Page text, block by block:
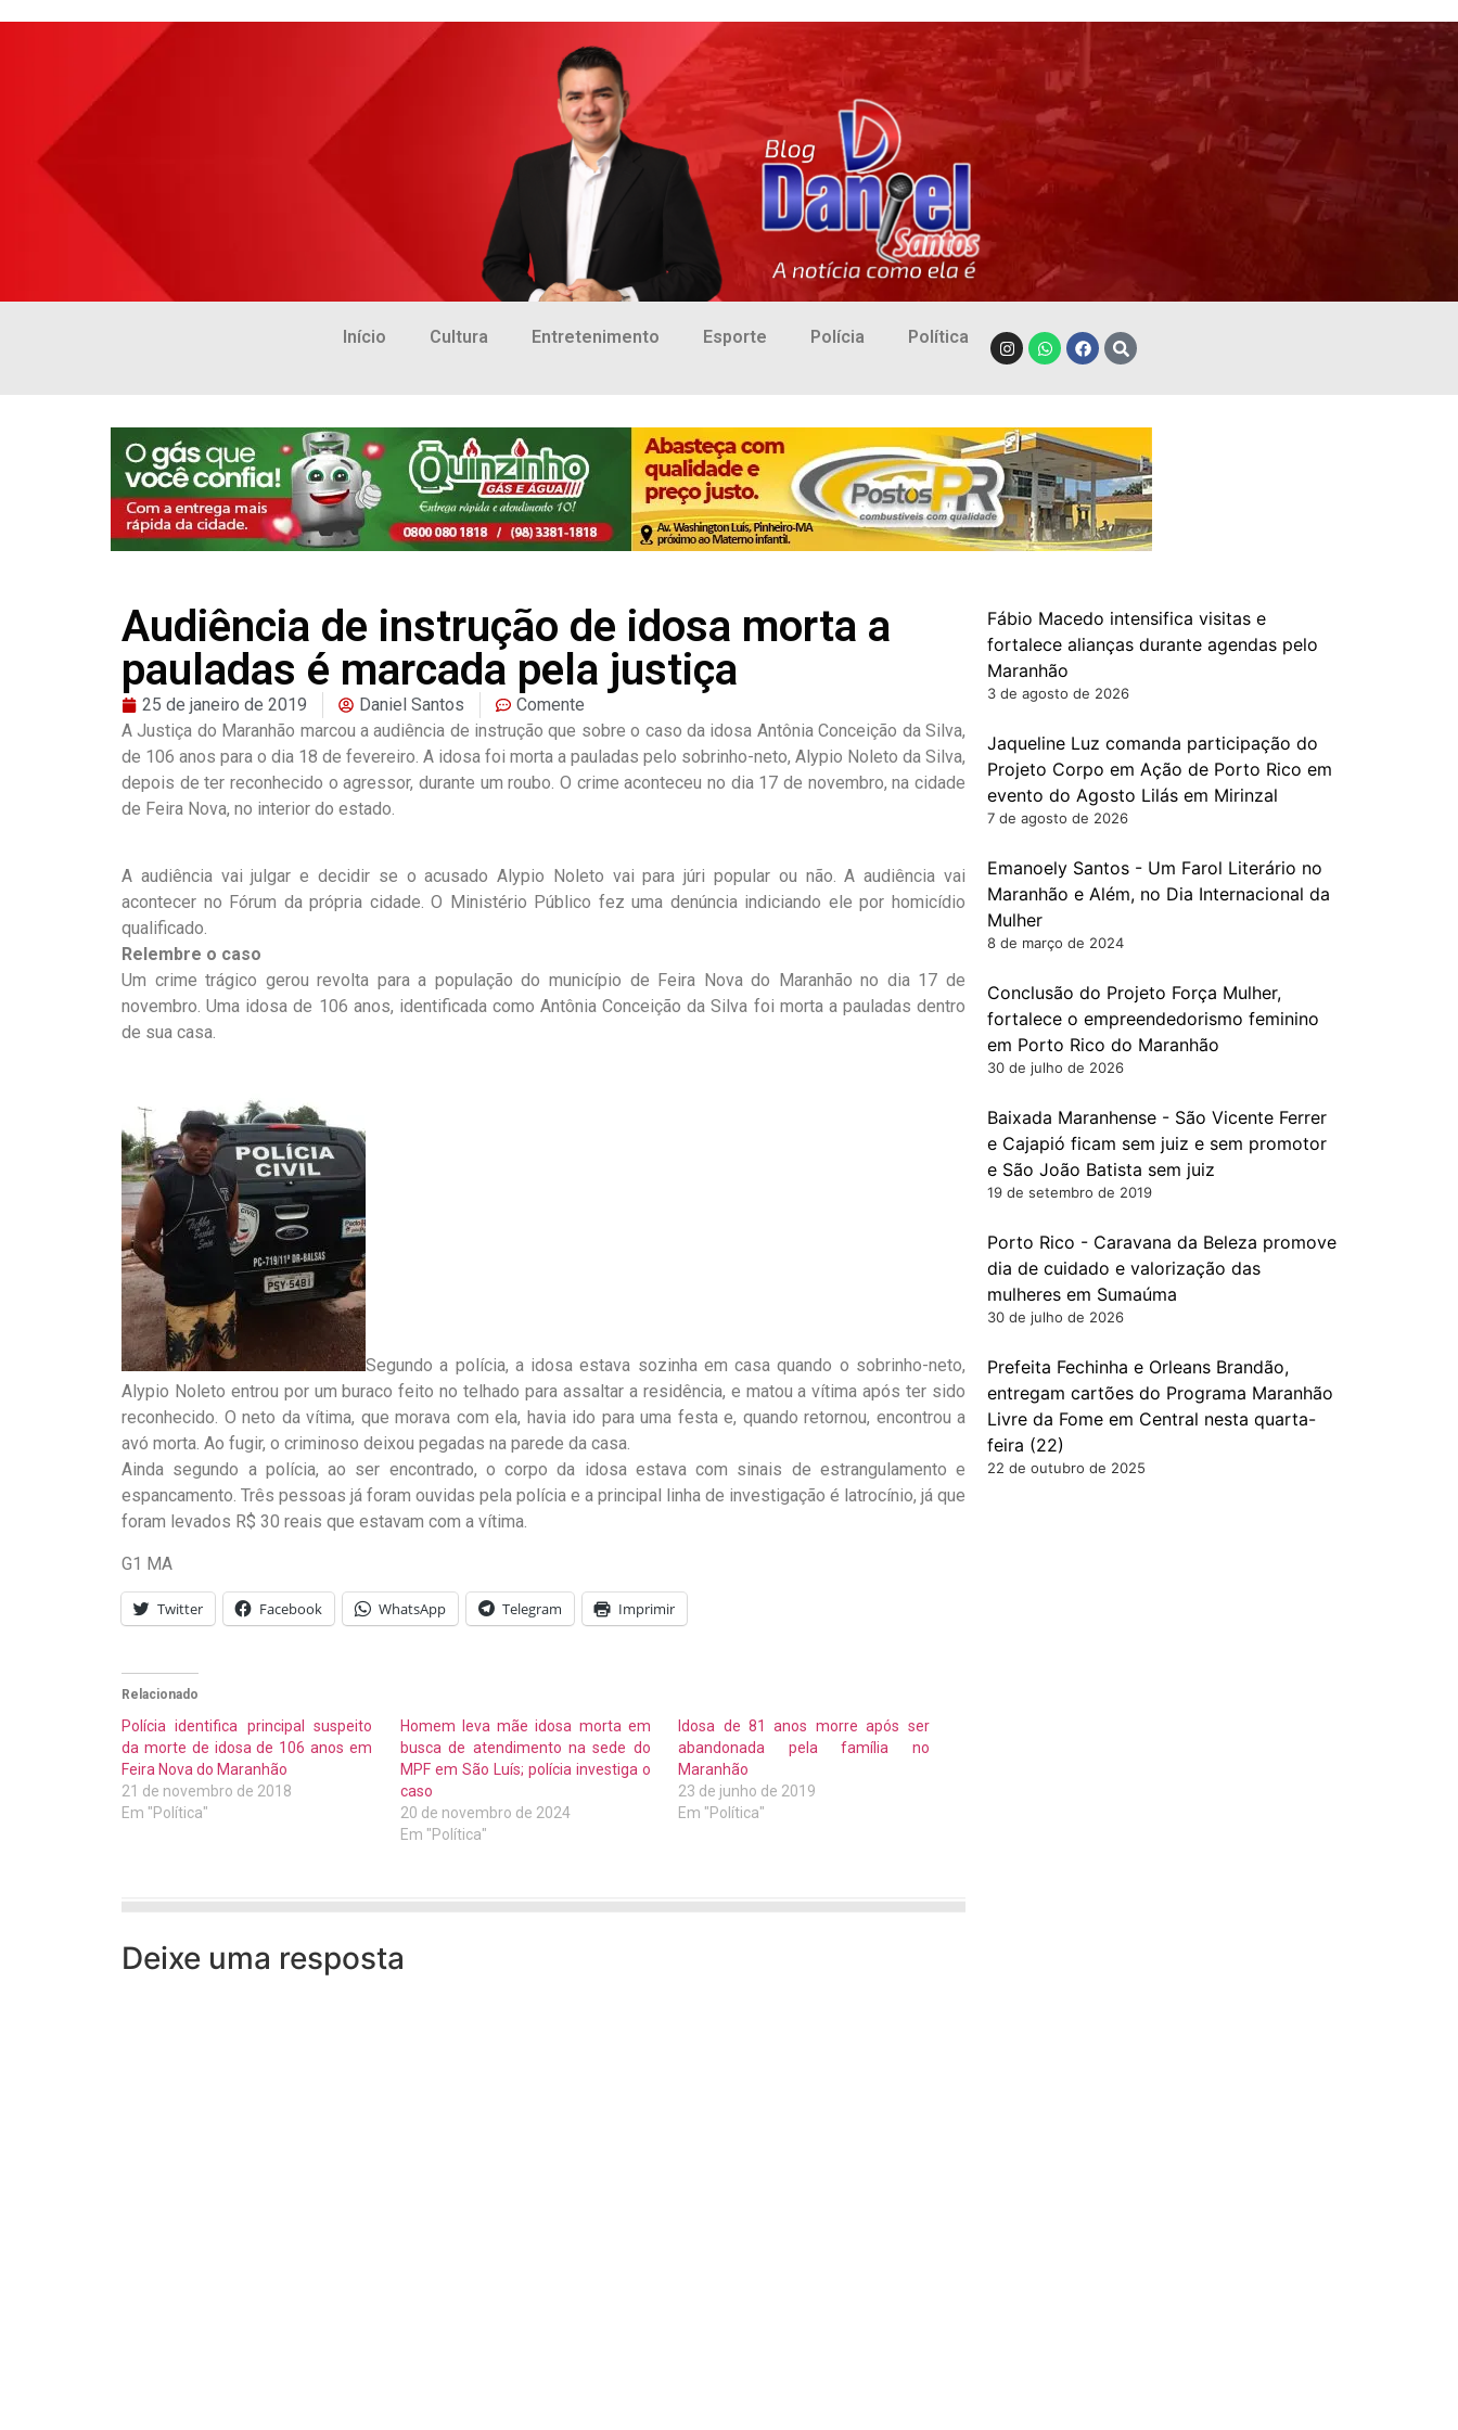
Início Cultura Entretenimento Esporte Polícia Política
Audiência de instrução de idosa morta a
pauladas é marcada pela justiça
25 de janeiro de 2019 Daniel Santos
Comente
A Justiça do Maranhão marcou a audiência de instrução que sobre o caso da idosa Antônia Conceição da Silva,
de 106 anos para o dia 18 de fevereiro. A idosa foi morta a pauladas pelo sobrinho-neto, Alypio Noleto da Silva,
depois de ter reconhecido o agressor, durante um roubo. O crime aconteceu no dia 17 de novembro, na cidade
de Feira Nova, no interior do estado.
A audiência vai julgar e decidir se o acusado Alypio Noleto vai para júri popular ou não. A audiência vai
acontecer no Fórum da própria cidade. O Ministério Público fez uma denúncia indiciando ele por homicídio
qualificado.
Relembre o caso
Um crime trágico gerou revolta para a população do município de Feira Nova do Maranhão no dia 17 de
novembro. Uma idosa de 106 anos, identificada como Antônia Conceição da Silva foi morta a pauladas dentro
de sua casa.
Segundo a polícia, a idosa estava sozinha em casa quando o sobrinho-neto,
Alypio Noleto entrou por um buraco feito no telhado para assaltar a residência, e matou a vítima após ter sido
reconhecido. O neto da vítima, que morava com ela, havia ido para uma festa e, quando retornou, encontrou a
avó morta. Ao fugir, o criminoso deixou pegadas na parede da casa.
Ainda segundo a polícia, ao ser encontrado, o corpo da idosa estava com sinais de estrangulamento e
espancamento. Três pessoas já foram ouvidas pela polícia e a principal linha de investigação é latrocínio, já que
foram levados R$ 30 reais que estavam com a vítima.
G1 MA
Twitter Facebook WhatsApp Telegram Imprimir
Relacionado
Polícia identifica principal suspeito
da morte de idosa de 106 anos em
Feira Nova do Maranhão
21 de novembro de 2018
Em "Política"
Homem leva mãe idosa morta em
busca de atendimento na sede do
MPF em São Luís; polícia investiga o
caso
20 de novembro de 2024
Em "Política"
Idosa de 81 anos morre após ser
abandonada pela família no
Maranhão
23 de junho de 2019
Em "Política"
Deixe uma resposta
Fábio Macedo intensifica visitas e
fortalece alianças durante agendas pelo
Maranhão
3 de agosto de 2026
Jaqueline Luz comanda participação do
Projeto Corpo em Ação de Porto Rico em
evento do Agosto Lilás em Mirinzal
7 de agosto de 2026
Emanoely Santos - Um Farol Literário no
Maranhão e Além, no Dia Internacional da
Mulher
8 de março de 2024
Conclusão do Projeto Força Mulher,
fortalece o empreendedorismo feminino
em Porto Rico do Maranhão
30 de julho de 2026
Baixada Maranhense - São Vicente Ferrer
e Cajapió ficam sem juiz e sem promotor
e São João Batista sem juiz
19 de setembro de 2019
Porto Rico - Caravana da Beleza promove
dia de cuidado e valorização das
mulheres em Sumaúma
30 de julho de 2026
Prefeita Fechinha e Orleans Brandão,
entregam cartões do Programa Maranhão
Livre da Fome em Central nesta quarta-
feira (22)
22 de outubro de 2025